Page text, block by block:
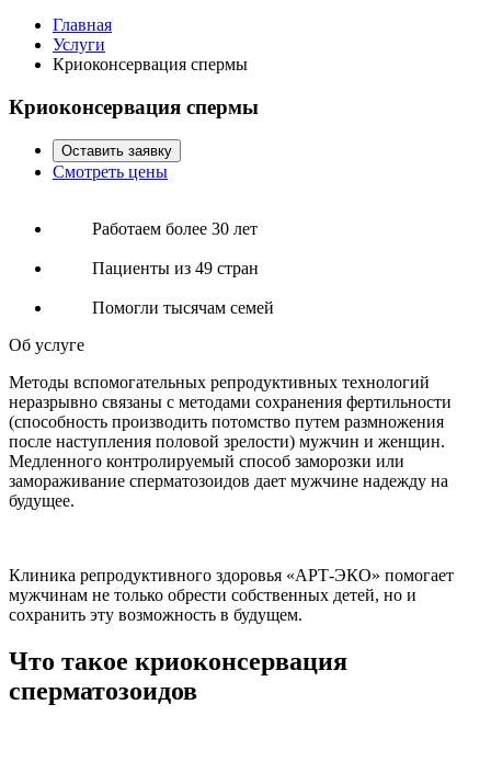
Главная
Услуги
Криоконсервация спермы
Криоконсервация спермы
Оставить заявку
Смотреть цены
Работаем более 30 лет
Пациенты из 49 стран
Помогли тысячам семей
Об услуге
Методы вспомогательных репродуктивных технологий
неразрывно связаны с методами сохранения фертильности
(способность производить потомство путем размножения
после наступления половой зрелости) мужчин и женщин.
Медленного контролируемый способ заморозки или
замораживание сперматозоидов дает мужчине надежду на
будущее.
Клиника репродуктивного здоровья «АРТ-ЭКО» помогает
мужчинам не только обрести собственных детей, но и
сохранить эту возможность в будущем.
Что такое криоконсервация
сперматозоидов